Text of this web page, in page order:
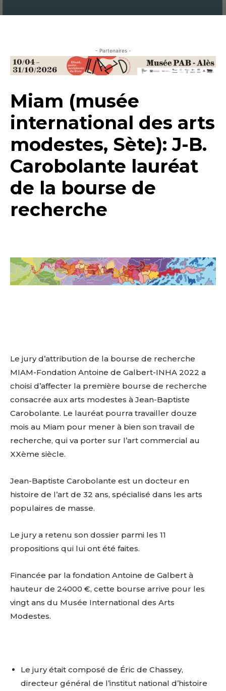
- Partenaires -
Miam (musée
international des arts
modestes, Sète): J-B.
Carobolante lauréat
de la bourse de
recherche
Le jury d’attribution de la bourse de recherche
MIAM-Fondation Antoine de Galbert-INHA 2022 a
choisi d’affecter la première bourse de recherche
consacrée aux arts modestes à Jean-Baptiste
Carobolante. Le lauréat pourra travailler douze
mois au Miam pour mener à bien son travail de
recherche, qui va porter sur l’art commercial au
XXème siècle.
Jean-Baptiste Carobolante est un docteur en
histoire de l’art de 32 ans, spécialisé dans les arts
populaires de masse.
Le jury a retenu son dossier parmi les 11
propositions qui lui ont été faites.
Financée par la fondation Antoine de Galbert à
hauteur de 24000 €, cette bourse arrive pour les
vingt ans du Musée International des Arts
Modestes.
Le jury était composé de Éric de Chassey,
directeur général de l’institut national d’histoire